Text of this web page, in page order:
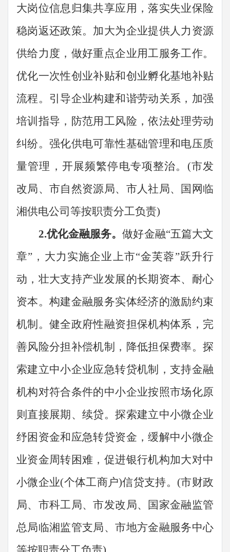
大岗位信息归集共享应用，落实失业保险
稳岗返还政策。加大为企业提供人力资源
供给力度，做好重点企业用工服务工作。
优化一次性创业补贴和创业孵化基地补贴
流程。引导企业构建和谐劳动关系，加强
培训指导，防范用工风险，依法处理劳动
纠纷。强化供电可靠性基础管理和电压质
量管理，开展频繁停电专项整治。 (市发
改局、市自然资源局、市人社局、国网临
湘供电公司等按职责分工负责)
2.优化金融服务。做好金融“五篇大文
章” ，大力实施企业上市“金芙蓉”跃升行
动，壮大支持产业发展的长期资本、耐心
资本。构建金融服务实体经济的激励约束
机制。健全政府性融资担保机构体系，完
善风险分担补偿机制，降低担保费率。探
索建立中小企业应急转贷机制，支持金融
机构对符合条件的中小企业按照市场化原
则直接展期、续贷。探索建立中小微企业
纾困资金和应急转贷资金，缓解中小微企
业资金周转困难，促进银行机构加大对中
小微企业(个体工商户)信贷支持。 (市财政
局、市科工局、市发改局、国家金融监管
总局临湘监管支局、市地方金融服务中心